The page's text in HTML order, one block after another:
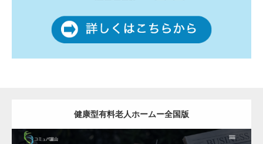
健康型有料老人ホームー全国版